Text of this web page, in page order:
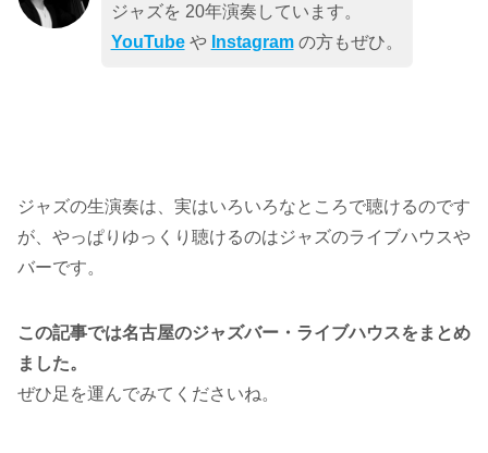
ジャズを 20年演奏しています。
YouTubeや Instagramの方もぜひ。
ジャズの生演奏は、実はいろいろなところで聴けるのです
が、やっぱりゆっくり聴けるのはジャズのライブハウスや
バーです。
この記事では名古屋のジャズバー・ライブハウスをまとめ
ました。
ぜひ足を運んでみてくださいね。